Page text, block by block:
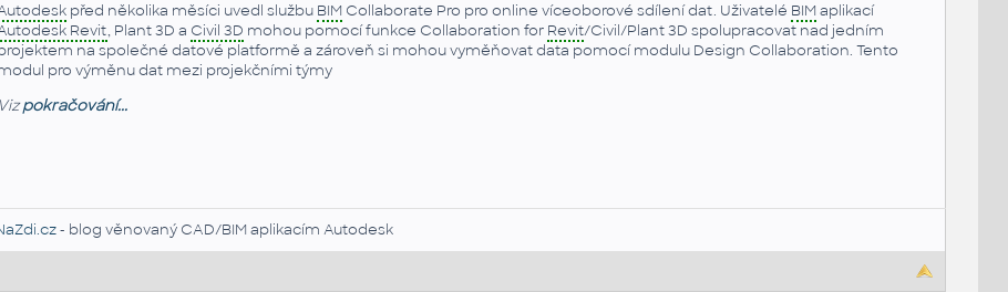
před několika měsíci uvedl službu BIMCollaborate Pro pro online víceoborové sdílení dat. Uživatelé BIMaplikací
Revit, Plant 3D a Civil 3D mohou pomocí funkce Collaboration for Revit/Civil/Plant 3D spolupracovat nad jedním
na společné datové platformě a zároveň si mohou vyměňovat data pomocí modulu Design Collaboration. Tento
pro výměnu dat mezi projekčními týmy
Vizpokračování...
- blog věnovaný CAD/BIM aplikacím Autodesk